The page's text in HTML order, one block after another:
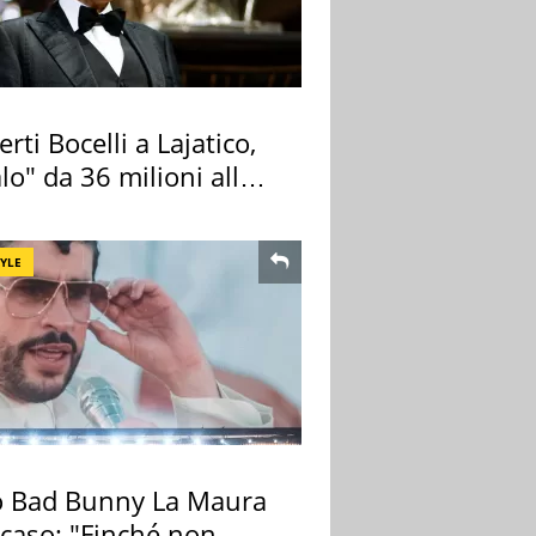
Bocelli a Lajatico,
da 36 milioni alla
Bad Bunny La Maura